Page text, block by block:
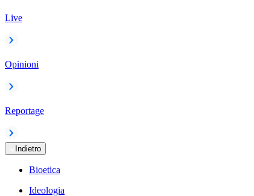
Live
Opinioni
Reportage
Indietro
Bioetica
Ideologia